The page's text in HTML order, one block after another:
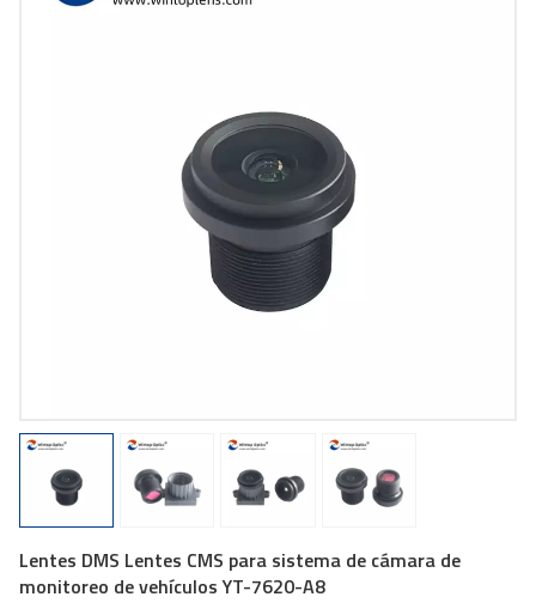
Lentes DMS Lentes CMS para sistema de cámara de
monitoreo de vehículos YT-7620-A8